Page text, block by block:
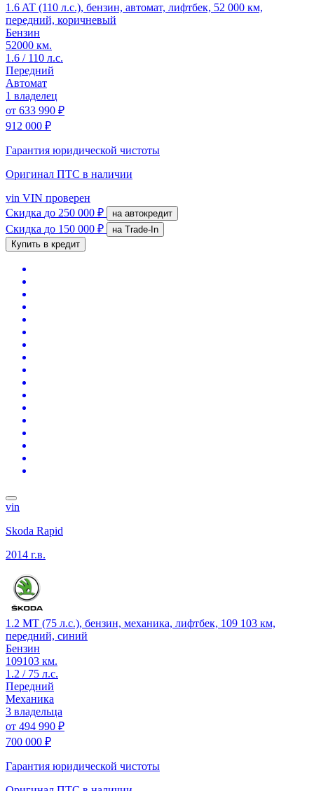
1.6 AT (110 л.с.), бензин, автомат, лифтбек, 52 000 км,
передний, коричневый
Бензин
52000 км.
1.6 / 110 л.с.
Передний
Автомат
1 владелец
от 633 990 ₽
912 000 ₽
Гарантия юридической чистоты
Оригинал ПТС в наличии
vin VIN проверен
Скидка до 250 000 ₽ на автокредит
Скидка до 150 000 ₽
на Trade-In
Купить в кредит
vin
Skoda Rapid
2014 г.в.
1.2 MT (75 л.с.), бензин, механика, лифтбек, 109 103 км,
передний, синий
Бензин
109103 км.
1.2 / 75 л.с.
Передний
Механика
3 владельца
от 494 990 ₽
700 000 ₽
Гарантия юридической чистоты